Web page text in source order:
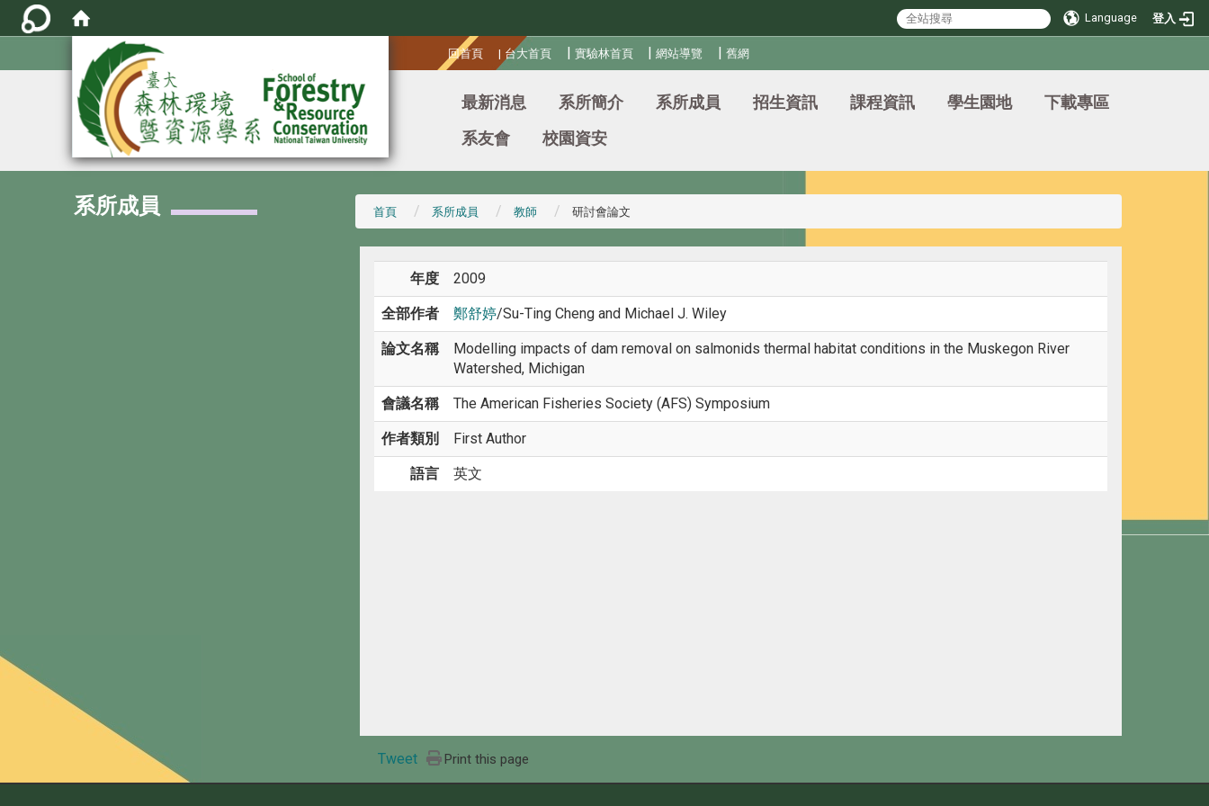
Language 登入
回首頁 | 台大首頁 | 實驗林首頁 |網站導覽 |舊網
最新消息 系所簡介 系所成員 招生資訊 課程資訊 學生園地
下載專區
系友會
校園資安
系所成員 首頁 系所成員 教師 研討會論文
年度 2009
全部作者 鄭舒婷/Su-Ting Cheng and Michael J. Wiley
論文名稱
Modelling impacts of dam removal on salmonids thermal habitat conditions in the Muskegon River
Watershed, Michigan
會議名稱 The American Fisheries Society (AFS) Symposium
作者類別 First Author
語言 英文
Tweet Print this page